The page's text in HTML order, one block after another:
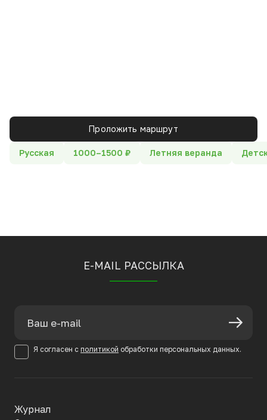
Проложить маршрут
Русская 1000–1500 ₽ Летняя веранда
E-MAIL РАССЫЛКА
Я согласен с политикой обработки персональных данных.
Журнал